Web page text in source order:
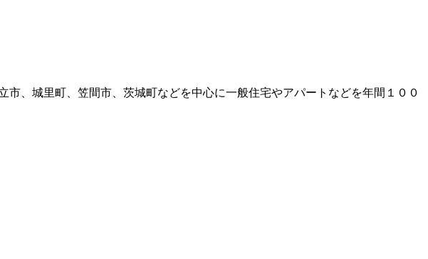
、城里町、笠間市、茨城町などを中心に一般住宅やアパートなどを年間１００